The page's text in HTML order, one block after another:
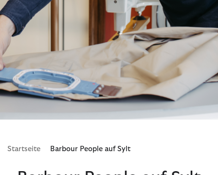
Startseite Barbour People auf Sylt